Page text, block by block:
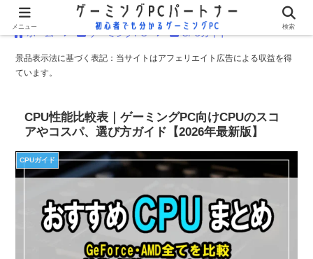
ホーム ゲーミングPC CPUガイド
景品表示法に基づく表記：当サイトはアフェリエイト広告による収益を得
ています。
CPU性能比較表｜ゲーミングPC向けCPUのスコ
アやコスパ、選び方ガイド【2026年最新版】
CPUガイド
メニュー 検索